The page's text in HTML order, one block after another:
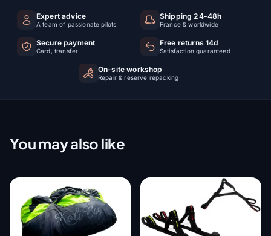
Expert advice
A team of passionate pilots
Shipping 24-48h
France & worldwide
Secure payment
Card, transfer
Free returns 14d
Satisfaction guaranteed
On-site workshop
Repair & reserve repacking
You may also like